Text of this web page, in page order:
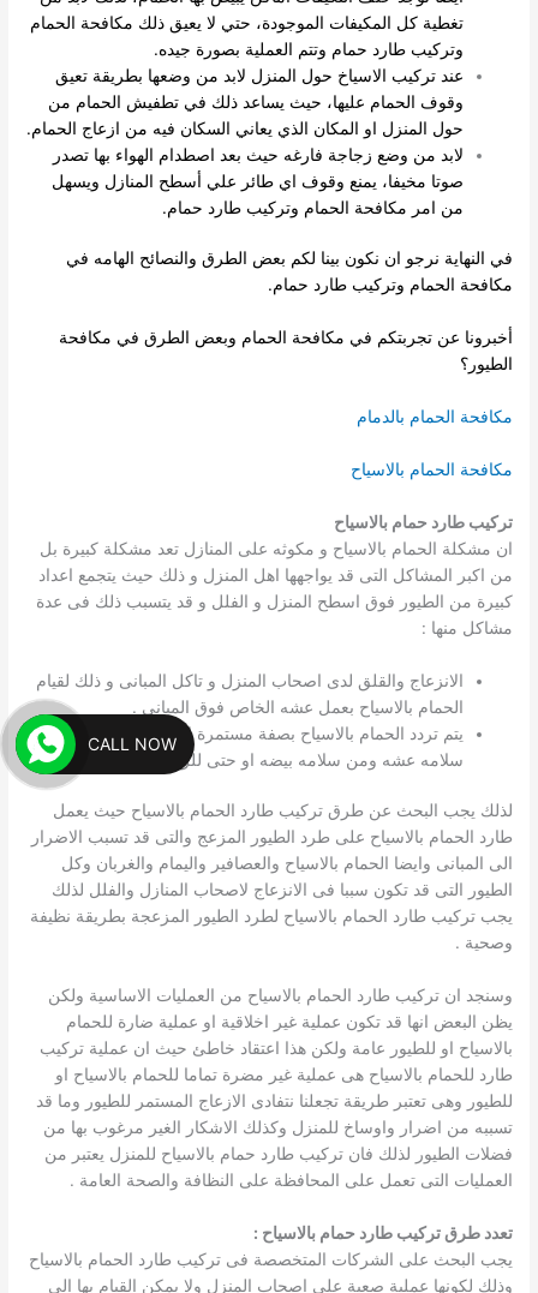
تغطية كل المكيفات الموجودة، حتي لا يعيق ذلك مكافحة الحمام
وتركيب طارد حمام وتتم العملية بصورة جيده.
عند تركيب الاسياخ حول المنزل لابد من وضعها بطريقة تعيق
وقوف الحمام عليها، حيث يساعد ذلك في تطفيش الحمام من
حول المنزل او المكان الذي يعاني السكان فيه من ازعاج الحمام.
لابد من وضع زجاجة فارغه حيث بعد اصطدام الهواء بها تصدر
صوتا مخيفا، يمنع وقوف اي طائر علي أسطح المنازل ويسهل
من امر مكافحة الحمام وتركيب طارد حمام.
في النهاية نرجو ان نكون بينا لكم بعض الطرق والنصائح الهامه في
مكافحة الحمام وتركيب طارد حمام.
أخبرونا عن تجربتكم في مكافحة الحمام وبعض الطرق في مكافحة
الطيور؟
مكافحة الحمام بالدمام
مكافحة الحمام بالاسياح
تركيب طارد حمام بالاسياح
ان مشكلة الحمام بالاسياح و مكوثه على المنازل تعد مشكلة كبيرة بل
من اكبر المشاكل التى قد يواجهها اهل المنزل و ذلك حيث يتجمع اعداد
كبيرة من الطيور فوق اسطح المنزل و الفلل و قد يتسبب ذلك فى عدة
مشاكل منها :
الانزعاج والقلق لدى اصحاب المنزل و تاكل المبانى و ذلك لقيام
الحمام بالاسياح بعمل عشه الخاص فوق المبانى .
يتم تردد الحمام بالاسياح بصفة مستمرة لاعشاشه لتاكد من
سلامه عشه ومن سلامه بيضه او حتى للراحة .
لذلك يجب البحث عن طرق تركيب طارد الحمام بالاسياح حيث يعمل
طارد الحمام بالاسياح على طرد الطيور المزعج والتى قد تسبب الاضرار
الى المبانى وايضا الحمام بالاسياح والعصافير واليمام والغربان وكل
الطيور التى قد تكون سببا فى الانزعاج لاصحاب المنازل والفلل لذلك
يجب تركيب طارد الحمام بالاسياح لطرد الطيور المزعجة بطريقة نظيفة
وصحية .
وسنجد ان تركيب طارد الحمام بالاسياح من العمليات الاساسية ولكن
يظن البعض انها قد تكون عملية غير اخلاقية او عملية ضارة للحمام
بالاسياح او للطيور عامة ولكن هذا اعتقاد خاطئ حيث ان عملية تركيب
طارد للحمام بالاسياح هى عملية غير مضرة تماما للحمام بالاسياح او
للطيور وهى تعتبر طريقة تجعلنا نتفادى الازعاج المستمر للطيور وما قد
تسببه من اضرار واوساخ للمنزل وكذلك الاشكار الغير مرغوب بها من
فضلات الطيور لذلك فان تركيب طارد حمام بالاسياح للمنزل يعتبر من
العمليات التى تعمل على المحافظة على النظافة والصحة العامة .
تعدد طرق تركيب طارد حمام بالاسياح :
يجب البحث على الشركات المتخصصة فى تركيب طارد الحمام بالاسياح
وذلك لكونها عملية صعبة على اصحاب المنزل ولا يمكن القيام بها الى
CALL NOW